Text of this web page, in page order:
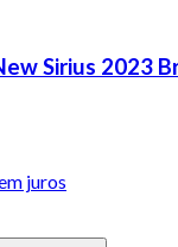
Sirius 2023
juros